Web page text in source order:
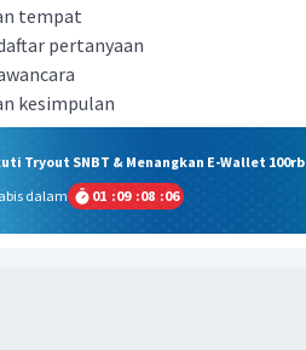
tempat
pertanyaan
kesimpulan
Tryout SNBT & Menangkan E-Wallet 100rb
dalam
01 :09 :08 :06